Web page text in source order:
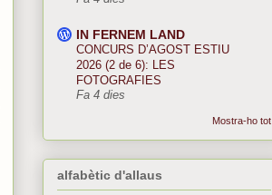
IN FERNEM LAND
CONCURS D’AGOST ESTIU
2026 (2 de 6): LES
FOTOGRAFIES
Fa 4 dies
Mostra-ho tot
alfabètic d'allaus